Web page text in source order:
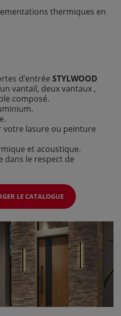
thermiques en
d’entrée STYLWOOD
vantail, deux vantaux ,
composé.
votre lasure ou peinture
et acoustique.
dans le respect de
LE CATALOGUE